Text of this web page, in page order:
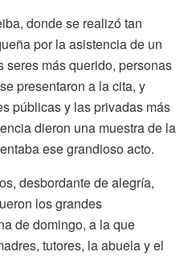
donde se realizó tan
por la asistencia de un
más querido, personas
presentaron a la cita, y
públicas y las privadas más
dieron una muestra de la
ese grandioso acto.
desbordante de alegría,
los grandes
de domingo, a la que
tutores, la abuela y el